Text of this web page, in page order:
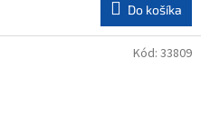
Do košíka
Kód: 33809